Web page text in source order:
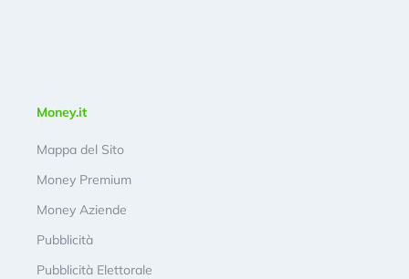
Money.it
Mappa del Sito
Money Premium
Money Aziende
Pubblicità
Pubblicità Elettorale